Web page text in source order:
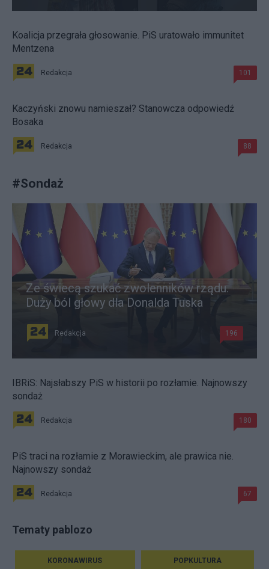
Koalicja przegrała głosowanie. PiS uratowało immunitet
Mentzena
Redakcja 101
Kaczyński znowu namieszał? Stanowcza odpowiedź
Bosaka
Redakcja 88
#Sondaż
Ze świecą szukać zwolenników rządu.
Duży ból głowy dla Donalda Tuska
Redakcja 196
IBRiS: Najsłabszy PiS w historii po rozłamie. Najnowszy
sondaż
Redakcja 180
PiS traci na rozłamie z Morawieckim, ale prawica nie.
Najnowszy sondaż
Redakcja 67
Tematy pablozo
KORONAWIRUS POPKULTURA